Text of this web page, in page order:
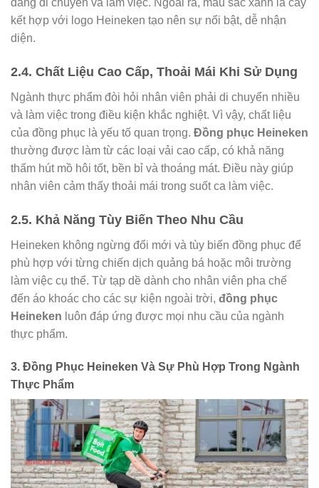
dàng di chuyển và làm việc. Ngoài ra, màu sắc xanh lá cây
kết hợp với logo Heineken tạo nên sự nổi bật, dễ nhận
diện.
2.4. Chất Liệu Cao Cấp, Thoải Mái Khi Sử Dụng
Ngành thực phẩm đòi hỏi nhân viên phải di chuyển nhiều
và làm việc trong điều kiện khắc nghiệt. Vì vậy, chất liệu
của đồng phục là yếu tố quan trọng. Đồng phục Heineken
thường được làm từ các loại vải cao cấp, có khả năng
thấm hút mồ hôi tốt, bền bỉ và thoáng mát. Điều này giúp
nhân viên cảm thấy thoải mái trong suốt ca làm việc.
2.5. Khả Năng Tùy Biến Theo Nhu Cầu
Heineken không ngừng đổi mới và tùy biến đồng phục để
phù hợp với từng chiến dịch quảng bá hoặc môi trường
làm việc cụ thể. Từ tạp dề dành cho nhân viên pha chế
đến áo khoác cho các sự kiện ngoài trời, đồng phục
Heineken luôn đáp ứng được mọi nhu cầu của ngành
thực phẩm.
3. Đồng Phục Heineken Và Sự Phù Hợp Trong Ngành
Thực Phẩm